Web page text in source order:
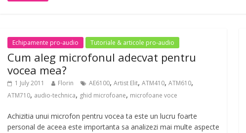
Echipamente pro-audio Tutoriale & articole pro-audio
Cum aleg microfonul adecvat pentru
vocea mea?
1 July 2011 Florin AE6100, Artist Elit, ATM410, ATM610,
ATM710, audio-technica, ghid microfoane, microfoane voce
Achizitia unui microfon pentru vocea ta este un lucru foarte
personal de aceea este importanta sa analizezi mai multe aspecte